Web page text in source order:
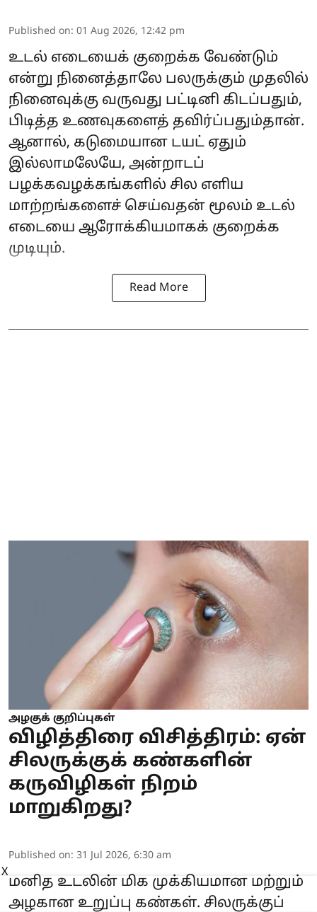
Published on: 01 Aug 2026, 12:42 pm
உடல் எடையைக் குறைக்க வேண்டும்
என்று நினைத்தாலே பலருக்கும் முதலில்
நினைவுக்கு வருவது பட்டினி கிடப்பதும்,
பிடித்த உணவுகளைத் தவிர்ப்பதும்தான்.
ஆனால், கடுமையான டயட் ஏதும்
இல்லாமலேயே, அன்றாடப்
பழக்கவழக்கங்களில் சில எளிய
மாற்றங்களைச் செய்வதன் மூலம் உடல்
எடையை ஆரோக்கியமாகக் குறைக்க
முடியும்.
Read More
அழகுக் குறிப்புகள்
விழித்திரை விசித்திரம்: ஏன்
சிலருக்குக் கண்களின்
கருவிழிகள் நிறம்
மாறுகிறது?
Published on: 31 Jul 2026, 6:30 am
மனித உடலின் மிக முக்கியமான மற்றும்
அழகான உறுப்பு கண்கள். சிலருக்குப்
X